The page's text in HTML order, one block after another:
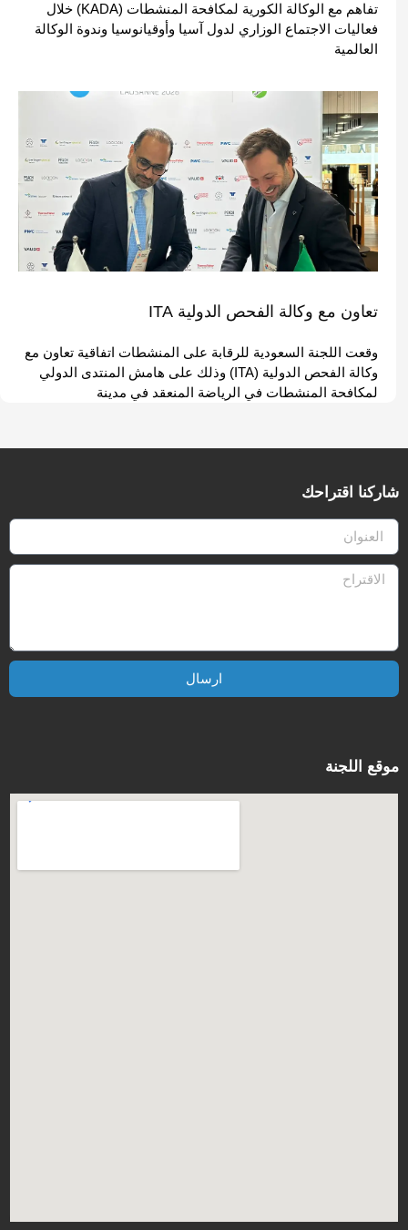
تفاهم مع الوكالة الكورية لمكافحة المنشطات (KADA) خلال
فعاليات الاجتماع الوزاري لدول آسيا وأوقيانوسيا وندوة الوكالة
العالمية
تعاون مع وكالة الفحص الدولية ITA
وقعت اللجنة السعودية للرقابة على المنشطات اتفاقية تعاون مع
وكالة الفحص الدولية (ITA) وذلك على هامش المنتدى الدولي
لمكافحة المنشطات في الرياضة المنعقد في مدينة
شاركنا اقتراحك
ارسال
موقع اللجنة